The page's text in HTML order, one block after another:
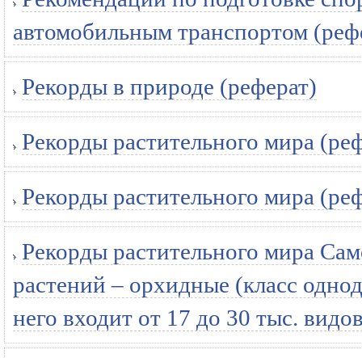
автомобильным транспортом
Рекорды в природе (реферат)
Рекорды растительного мира
Рекорды растительного мира
Рекорды растительного мира
растений – орхидные (класс
него входит от 17 до 30 тыс.